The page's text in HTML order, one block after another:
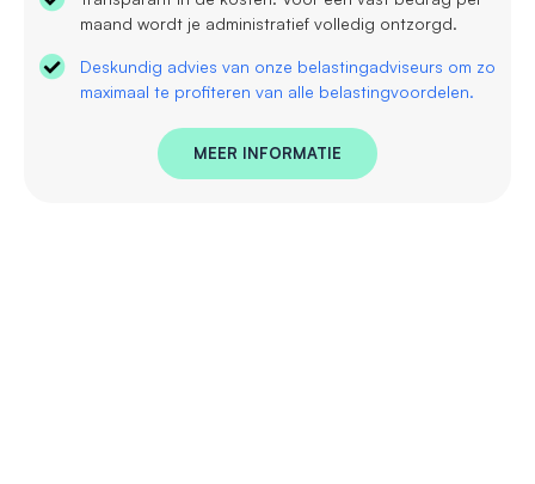
maand wordt je administratief volledig ontzorgd.
Deskundig advies van onze belastingadviseurs om zo
maximaal te profiteren van alle belastingvoordelen.
MEER INFORMATIE